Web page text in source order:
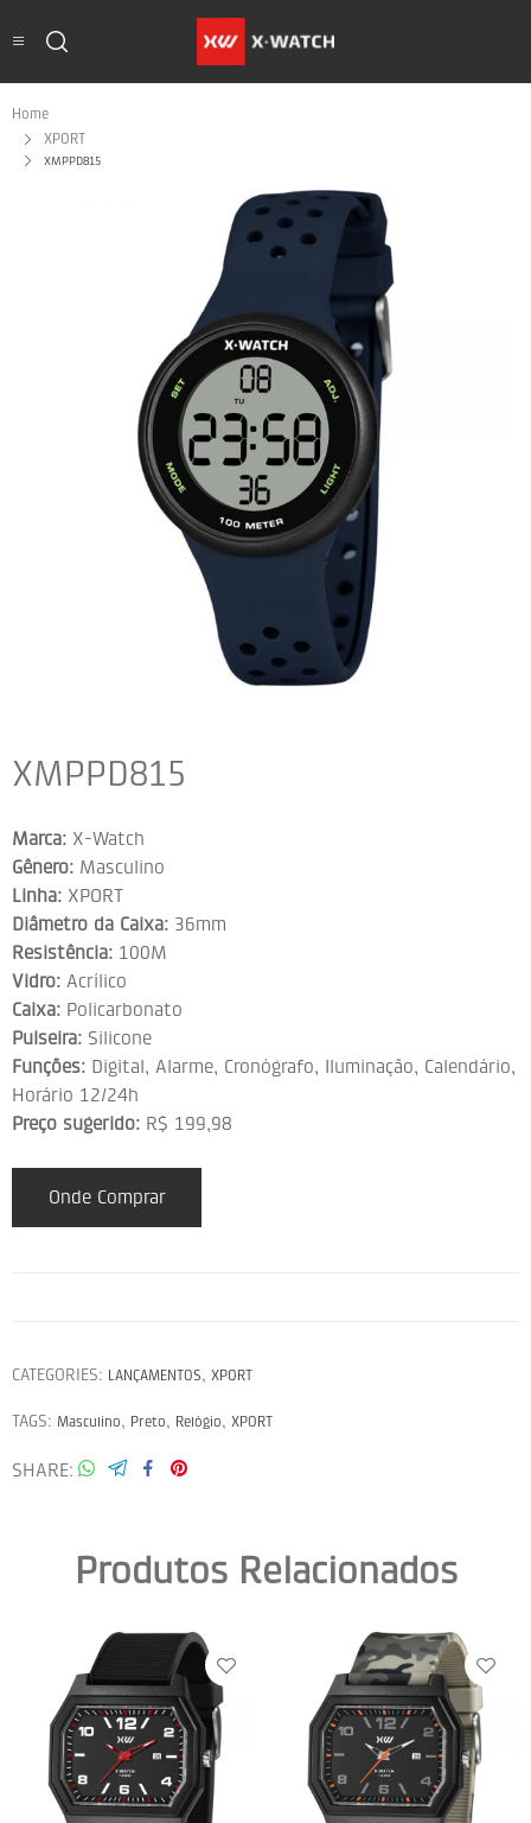
Home
XPORT
XMPPD815
XMPPD815
Marca: X-Watch
Gênero: Masculino
Linha: XPORT
Diâmetro da Caixa: 36mm
Resistência: 100M
Vidro: Acrílico
Caixa: Policarbonato
Pulseira: Silicone
Funções: Digital, Alarme, Cronógrafo, Iluminação, Calendário,
Horário 12/24h
Preço sugerido: R$ 199,98
Onde Comprar
CATEGORIES: LANÇAMENTOS, XPORT
TAGS: Masculino, Preto, Relógio, XPORT
SHARE
Produtos Relacionados